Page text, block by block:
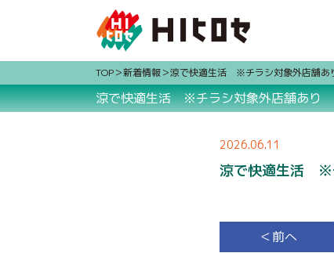
TOP 新着情報 涼で快適生活 ※チラシ対象外店舗あ
涼で快適生活 ※チラシ対象外店舗あり
2026.06.11
涼で快適生活 ※
＜前へ